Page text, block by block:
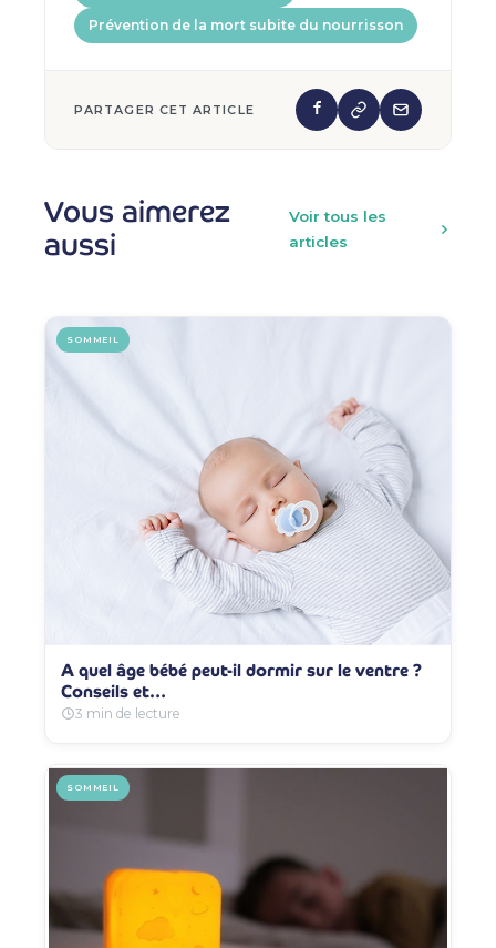
Prévention de la mort subite du nourrisson
PARTAGER CET ARTICLE
Vous aimerez
aussi
Voir tous les
articles
SOMMEIL
A quel âge bébé peut-il dormir sur le ventre ?
Conseils et…
3 min de lecture
SOMMEIL